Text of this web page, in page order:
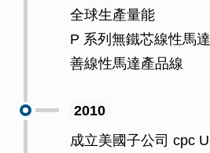
全球生產量能
P 系列無鐵芯線性馬
善線性馬達產品線
2010
成立美國子公司 cpc